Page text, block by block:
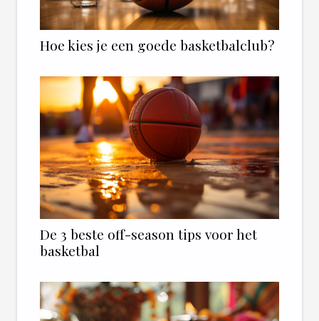
Hoe kies je een goede basketbalclub?
De 3 beste off-season tips voor het
basketbal